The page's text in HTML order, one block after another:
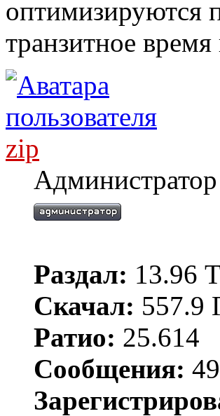
оптимизируются
транзитное
zip
Администратор
Раздал: 13.96
Скачал: 557.9
Ратио: 25.614
Сообщения: